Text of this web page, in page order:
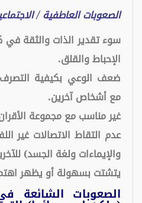
الصعوبات العاطفية /
سوء تقدير الذات والثقة في
الإحباط والقلق.
ضعف الوعي بكيفية التصرف
مع أشخاص آخرين.
غير مناسب مع مجموعة
عدم التقاط الاتصالات غير
والإيماءات ولغة الجسد)
يتشتت بسهولة أو يظهر
الصعوبات الشائعة